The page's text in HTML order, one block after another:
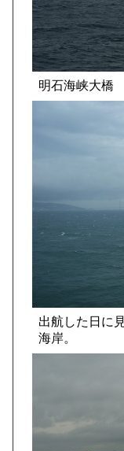
明石海峡大橋
出航した日に
海岸。